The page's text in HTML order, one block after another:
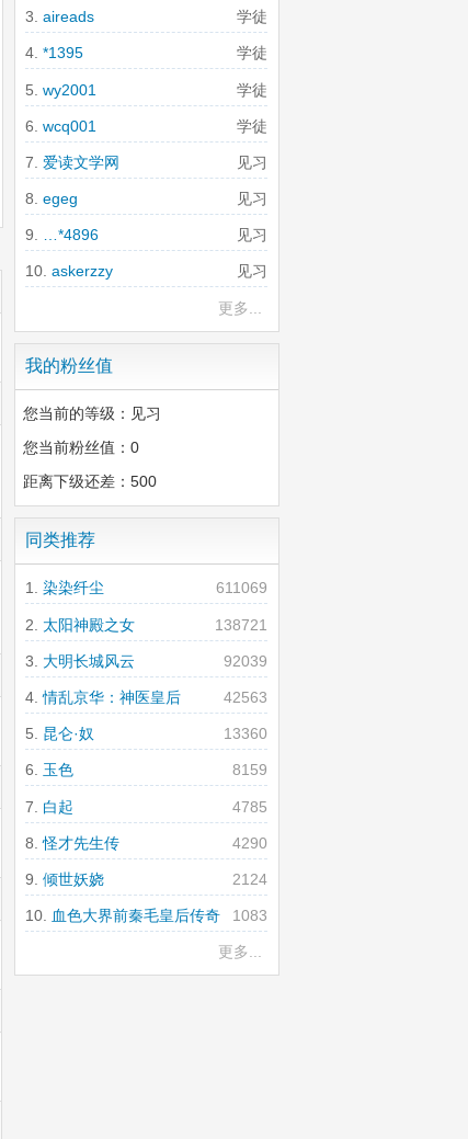
学徒
aireads
学徒
*1395
学徒
wy2001
学徒
wcq001
见习
爱读文学网
见习
egeg
见习
…*4896
见习
askerzzy
更多...
我的粉丝值
您当前的等级：见习
您当前粉丝值：0
距离下级还差：500
同类推荐
611069
染染纤尘
138721
太阳神殿之女
92039
大明长城风云
42563
情乱京华：神医皇后
13360
昆仑·奴
8159
玉色
4785
白起
4290
怪才先生传
2124
倾世妖娆
1083
血色大界前秦毛皇后传奇
更多...